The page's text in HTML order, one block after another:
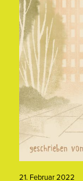
21. Februar 2022